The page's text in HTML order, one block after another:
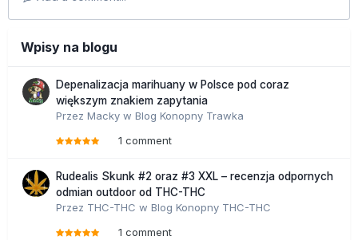
Wpisy na blogu
Depenalizacja marihuany w Polsce pod coraz
większym znakiem zapytania
Przez Macky w Blog Konopny Trawka
1 comment
Rudealis Skunk #2 oraz #3 XXL – recenzja odpornych
odmian outdoor od THC-THC
Przez THC-THC w Blog Konopny THC-THC
1 comment